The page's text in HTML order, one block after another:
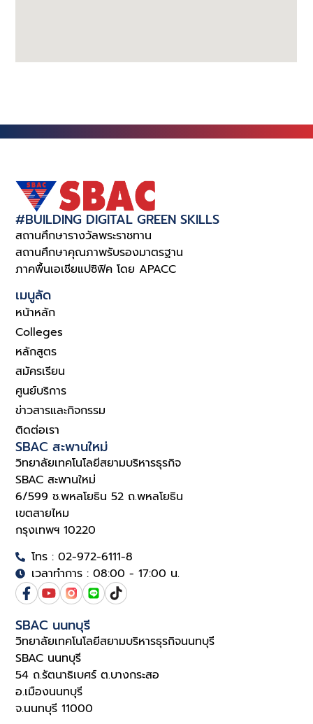
#BUILDING DIGITAL GREEN SKILLS
สถานศึกษารางวัลพระราชทาน
สถานศึกษาคุณภาพรับรองมาตรฐาน
ภาคพื้นเอเชียแปซิฟิค โดย APACC
เมนูลัด
หน้าหลัก
Colleges
หลักสูตร
สมัครเรียน
ศูนย์บริการ
ข่าวสารและกิจกรรม
ติดต่อเรา
SBAC สะพานใหม่
วิทยาลัยเทคโนโลยีสยามบริหารธุรกิจ
SBAC สะพานใหม่
6/599 ซ.พหลโยธิน 52 ถ.พหลโยธิน
เขตสายไหม
กรุงเทพฯ 10220
โทร : 02-972-6111-8
เวลาทำการ : 08:00 - 17:00 น.
SBAC นนทบุรี
วิทยาลัยเทคโนโลยีสยามบริหารธุรกิจนนทบุรี
SBAC นนทบุรี
54 ถ.รัตนาธิเบศร์ ต.บางกระสอ
อ.เมืองนนทบุรี
จ.นนทบุรี 11000